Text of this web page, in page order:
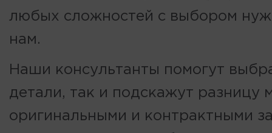
любых сложностей с выбором
нам.
Наши консультанты помогут
детали, так и подскажут разницу
оригинальными и контрактными